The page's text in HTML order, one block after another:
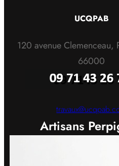
UCQPAB
120 avenue Clemenceau,
66000
Artisans